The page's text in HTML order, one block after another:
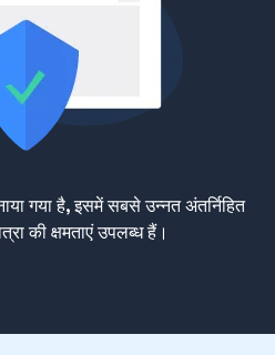
गया है, इसमें सबसे उन्नत अंतर्निहित
की क्षमताएं उपलब्ध हैं।